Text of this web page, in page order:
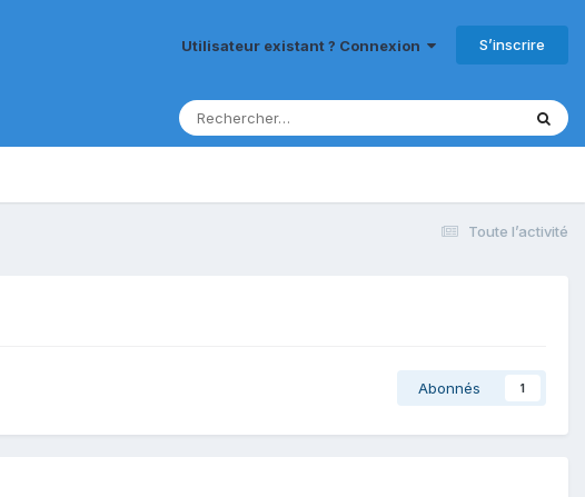
Utilisateur existant ? Connexion S’inscrire
Toute l’activité
Abonnés 1